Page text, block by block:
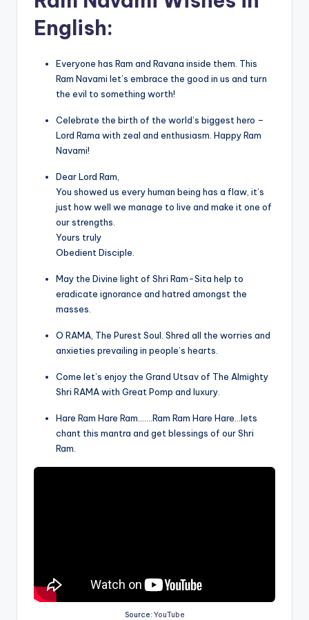
English:
Everyone has Ram and Ravana inside them. This
Ram Navami let’s embrace the good in us and turn
the evil to something worth!
Celebrate the birth of the world’s biggest hero –
Lord Rama with zeal and enthusiasm. Happy Ram
Navami!
Dear Lord Ram,
You showed us every human being has a flaw, it’s
just how well we manage to live and make it one of
our strengths.
Yours truly
Obedient Disciple.
May the Divine light of Shri Ram-Sita help to
eradicate ignorance and hatred amongst the
masses.
O RAMA, The Purest Soul. Shred all the worries and
anxieties prevailing in people’s hearts.
Come let’s enjoy the Grand Utsav of The Almighty
Shri RAMA with Great Pomp and luxury.
Hare Ram Hare Ram…….Ram Ram Hare Hare…lets
chant this mantra and get blessings of our Shri
Ram.
Source: YouTube